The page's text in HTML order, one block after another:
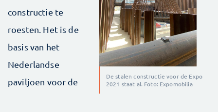
De stalen constructie voor de Expo
2021 staat al. Foto: Expomobilia
constructie te
roesten. Het is de
basis van het
Nederlandse
paviljoen voor de